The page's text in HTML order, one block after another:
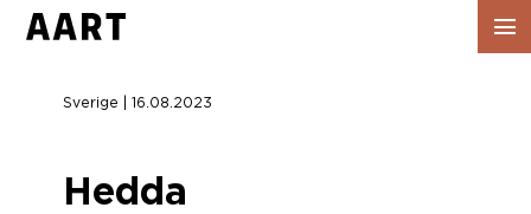
Sverige | 16.08.2023
Hedda